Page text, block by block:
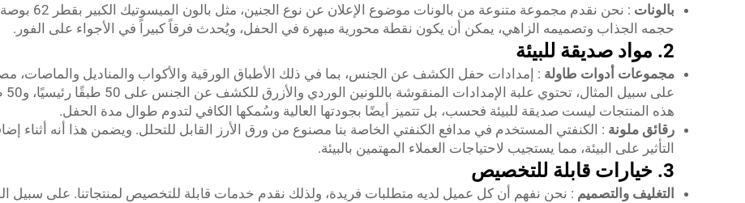
بالونات
: نحن نقدم
حجمه الجذاب وتصميمه الزاهي، يمكن أن يكون نقطة محورية مبهرة في الحفل، ويُحدث فرقاً كبيراً في الأجواء على الفور.
2. مواد صديقة للبيئة
مجموعات أدوات طاولة : إمدادات حفل الكشف عن الجنس، بما في ذلك الأطباق الورقية والأكواب والمناديل والماصات،
هذه المنتجات ليست صديقة للبيئة فحسب، بل تتميز أيضًا بجودتها العالية وسُمكها الكافي لتدوم طوال مدة الحفل.
رقائق ملونة : الكنفتي المستخدم في مدافع الكنفتي الخاصة بنا مصنوع من ورق الأرز القابل للتحلل. ويضمن هذا أنه أثناء
التأثير على البيئة، مما يستجيب لاحتياجات العملاء المهتمين بالبيئة.
3. خيارات قابلة للتخصيص
التغليف والتصميم : نحن نفهم أن كل عميل لديه متطلبات فريدة، ولذلك نقدم خدمات قابلة للتخصيص لمنتجاتنا. على سبيل